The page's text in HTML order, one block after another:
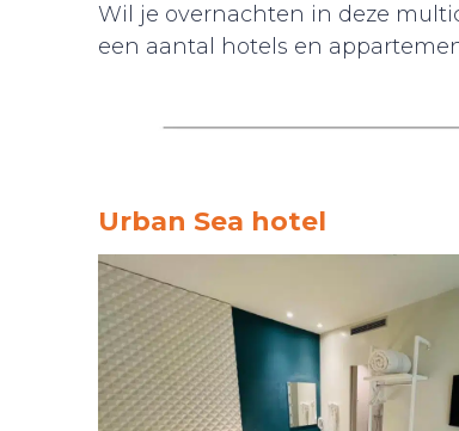
Wil je overnachten in deze
een aantal hotels en
Urban Sea hotel